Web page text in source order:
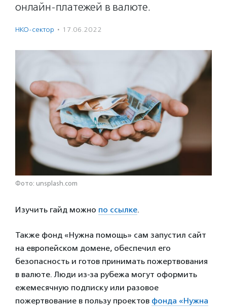
онлайн-платежей в валюте.
НКО-сектор · 17.06.2022
Фото: unsplash.com
Изучить гайд можно по ссылке.
Также фонд «Нужна помощь» сам запустил сайт
на европейском домене, обеспечил его
безопасность и готов принимать пожертвования
в валюте. Люди из-за рубежа могут оформить
ежемесячную подписку или разовое
пожертвование в пользу проектов фонда «Нужна